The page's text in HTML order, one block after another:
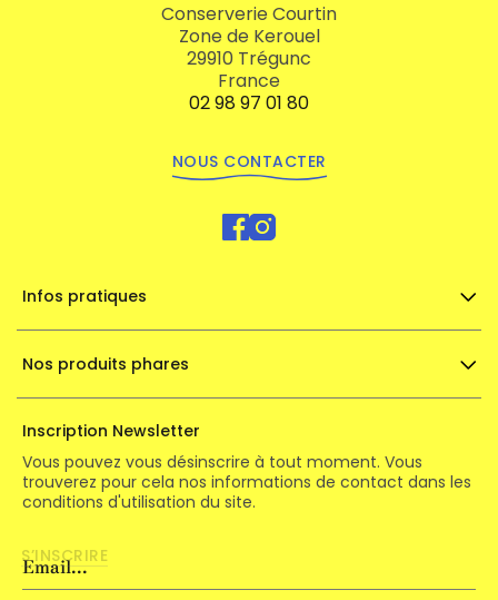
Conserverie Courtin
Zone de Kerouel
29910 Trégunc
France
02 98 97 01 80
NOUS CONTACTER
Infos pratiques
Nos produits phares
Inscription Newsletter
Vous pouvez vous désinscrire à tout moment. Vous
trouverez pour cela nos informations de contact dans les
conditions d'utilisation du site.